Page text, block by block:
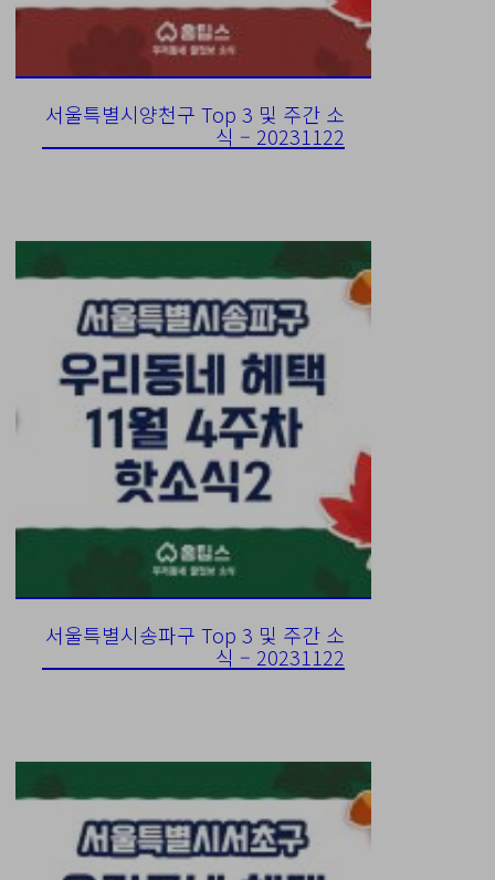
서울특별시양천구 Top 3 및 주간 소
식 – 20231122
서울특별시송파구 Top 3 및 주간 소
식 – 20231122